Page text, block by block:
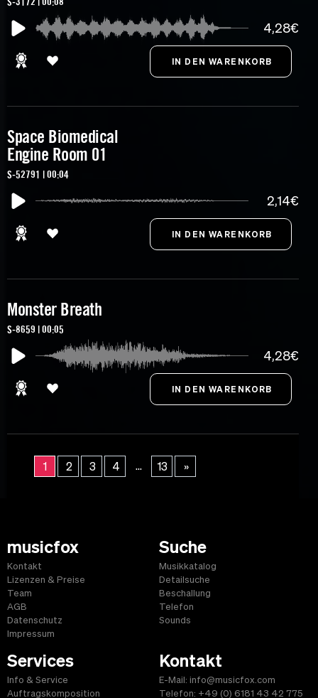
4,28€
Space Biomedical
Engine Room 01
S-52791 | 00:04
2,14€
Monster Breath
S-8659 | 00:05
4,28€
1 2 3 4 ... 13 »
musicfox
Kontakt
Lizenzen & Preise
Team
AGB
Datenschutz
Impressum
Suche
Musikkatalog
Detailsuche
Beschallung
Telefon
Sounds
Services
Info & Service
Auftragskomposition
Kontakt
E-Mail: info@musicfox.com
Telefon: +49 (0) 6181 43 42 775